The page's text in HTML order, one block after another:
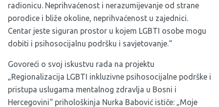
radionicu. Neprihvaćenost i nerazumijevanje od strane
porodice i bliže okoline, neprihvaćenost u zajednici.
Centar jeste siguran prostor u kojem LGBTI osobe mogu
dobiti i psihosocijalnu podršku i savjetovanje.“
Govoreći o svoj iskustvu rada na projektu
„Regionalizacija LGBTI inkluzivne psihosocijalne podrške i
pristupa uslugama mentalnog zdravlja u Bosni i
Hercegovini“ prihološkinja Nurka Babović ističe: „Moje